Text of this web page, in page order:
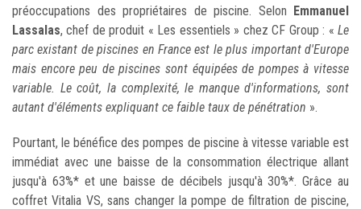
préoccupations des propriétaires de piscine. Selon Emmanuel
Lassalas, chef de produit « Les essentiels » chez CF Group : « Le
parc existant de piscines en France est le plus important d'Europe
mais encore peu de piscines sont équipées de pompes à vitesse
variable. Le coût, la complexité, le manque d'informations, sont
autant d'éléments expliquant ce faible taux de pénétration ».
Pourtant, le bénéfice des pompes de piscine à vitesse variable est
immédiat avec une baisse de la consommation électrique allant
jusqu'à 63%* et une baisse de décibels jusqu'à 30%*. Grâce au
coffret Vitalia VS, sans changer la pompe de filtration de piscine,